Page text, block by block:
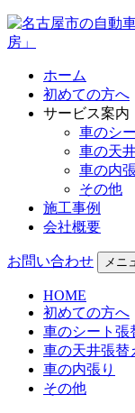
ホーム
初めての方へ
サービス案内
車のシ
車の天
車の内
その他
施工事例
会社概要
お問い合わせ メニ
HOME
初めての方へ
車のシート張
車の天井張替
車の内張り
その他